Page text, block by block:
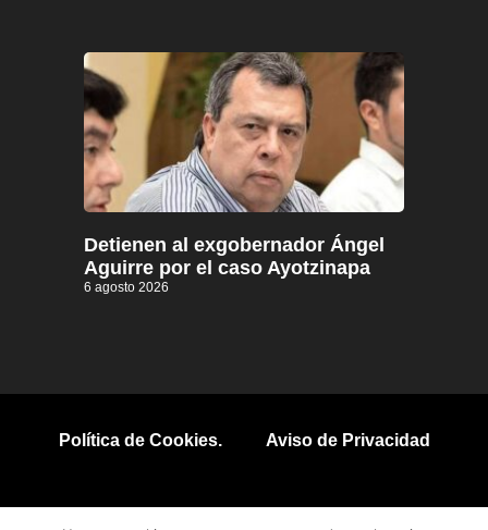
Detienen al exgobernador Ángel
Aguirre por el caso Ayotzinapa
6 agosto 2026
Política de Cookies. Aviso de Privacidad